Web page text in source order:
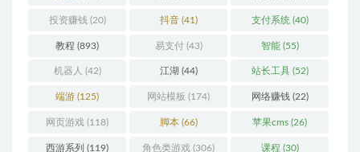
投资赚钱 (20) 抖音(41) 支付系统 (40)
教程 (893) 易支付(43) 智能(55)
机器人 (42) 江湖 (44) 站长工具(52)
端游 (125) 网站模板 (174) 网络赚钱(22)
网页游戏 (118) 脚本(66) 苹果cms (26)
西游系列 (119) 角色类游戏 (306) 课程 (30)